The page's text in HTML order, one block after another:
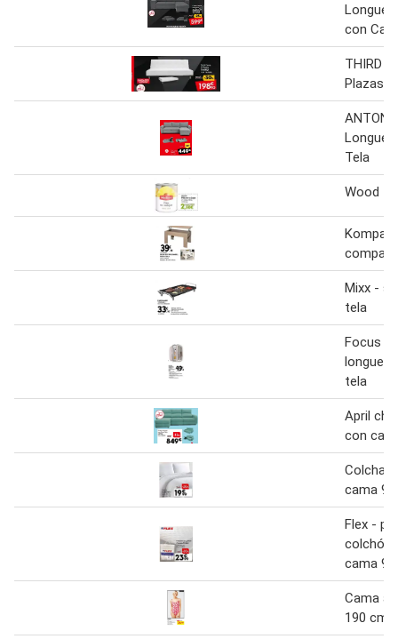
Longue
con
THIRD
Plazas
ANTON
Longue
Tela
Wood -
Mixx -
tela
Focus -
longue
tela
April
con
Colcha
cama
Flex -
colchón
cama
Cama
190 cm.